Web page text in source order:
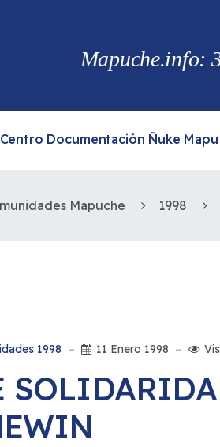
Mapuche.info:
Centro Documentación Ñuke Mapu
Mapuche 1998
1998 11 Enero 1998